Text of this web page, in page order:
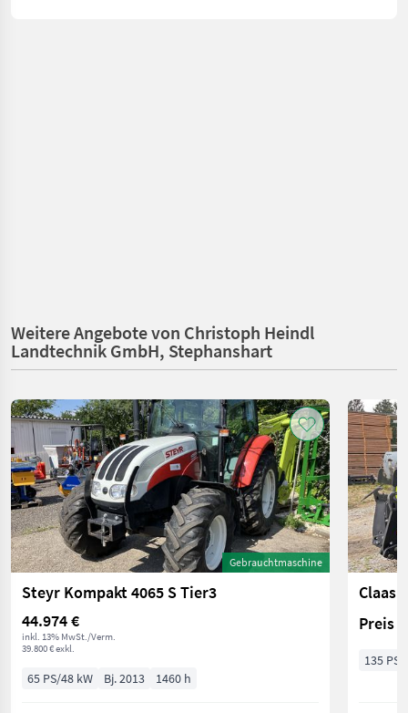
Weitere Angebote von Christoph Heindl
Landtechnik GmbH, Stephanshart
Gebrauchtmaschine
Steyr Kompakt 4065 S Tier3
44.974 €
inkl. 13% MwSt./Verm.
39.800 € exkl.
65 PS/48 kW Bj. 2013 1460 h
Claas
Preis
135 PS/